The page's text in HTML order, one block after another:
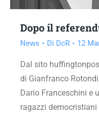
Dopo il
News Di DcR 12
Dal sito
di Gianfranco
Dario Franceschini e
ragazzi democristiani